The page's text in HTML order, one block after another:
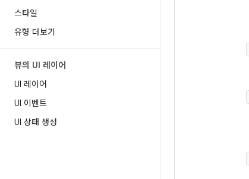
스타일
유형 더보기
뷰의 UI 레이어
UI 레이어
UI 이벤트
UI 상태 생성